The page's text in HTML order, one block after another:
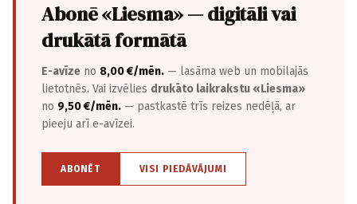
Abonē «Liesma» — digitāli vai
drukātā formātā
E-avīze no 8,00 €/mēn. — lasāma web un mobilajās
lietotnēs. Vai izvēlies drukāto laikrakstu «Liesma»
no 9,50 €/mēn. — pastkastē trīs reizes nedēļā, ar
pieeju arī e-avīzei.
ABONĒT VISI PIEDĀVĀJUMI